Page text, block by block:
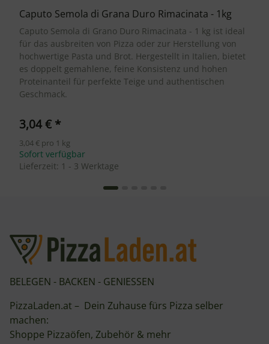
Caputo Semola di Grana Duro Rimacinata - 1kg
Caputo Semola di Grano Duro Rimacinata - 1 kg ist ideal
für das ausbreiten von Pizza oder zur Herstellung von
hochwertige Pasta und Brot. Hergestellt in Italien, bietet
es doppelt gemahlene, feine Konsistenz und hohen
Proteinanteil für perfekte Teige und authentischen
Geschmack.
3,04 € *
3,04 € pro 1 kg
Sofort verfügbar
Lieferzeit: 1 - 3 Werktage
BELEGEN - BACKEN - GENIESSEN
PizzaLaden.at – Dein Zuhause fürs Pizza selber
machen:
Shoppe Pizzaöfen, Zubehör & mehr